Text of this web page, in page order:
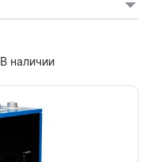
В наличии